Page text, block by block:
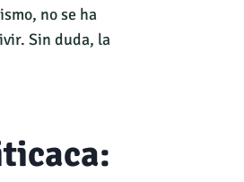
no se ha
Sin duda, la